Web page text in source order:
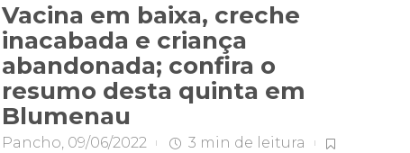
Vacina em baixa, creche
inacabada e criança
abandonada; confira o
resumo desta quinta em
Blumenau
Pancho, 09/06/2022 3 min de leitura